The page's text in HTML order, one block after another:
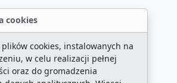
cookies
plików cookies, instalowanych na
w celu realizacji pełnej
oraz do gromadzenia
UM
w ETR